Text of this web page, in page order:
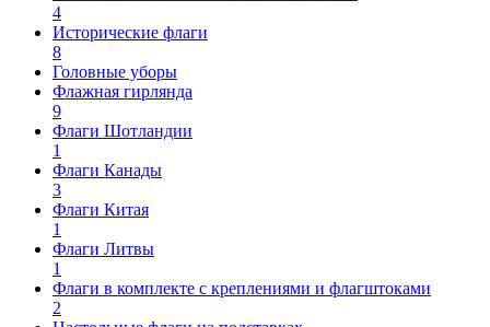
4
Исторические флаги
8
Головные уборы
Флажная гирлянда
9
Флаги Шотландии
1
Флаги Канады
3
Флаги Китая
1
Флаги Литвы
1
Флаги в комплекте с креплениями и флагштоками
2